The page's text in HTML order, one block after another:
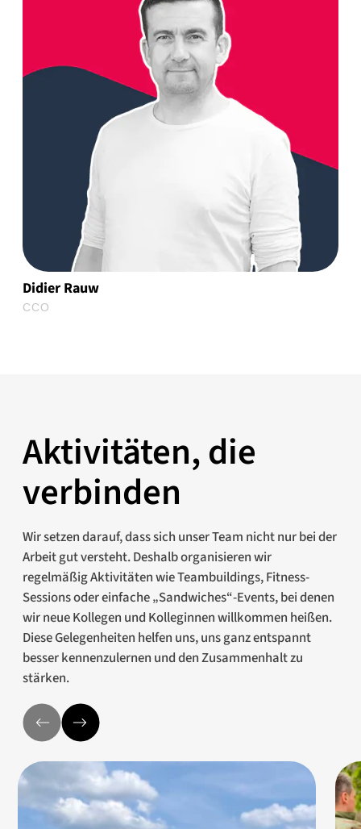
Didier Rauw
CCO
Aktivitäten, die
verbinden
Wir setzen darauf, dass sich unser Team nicht nur bei der
Arbeit gut versteht. Deshalb organisieren wir
regelmäßig Aktivitäten wie Teambuildings, Fitness-
Sessions oder einfache „Sandwiches“-Events, bei denen
wir neue Kollegen und Kolleginnen willkommen heißen.
Diese Gelegenheiten helfen uns, uns ganz entspannt
besser kennenzulernen und den Zusammenhalt zu
stärken.